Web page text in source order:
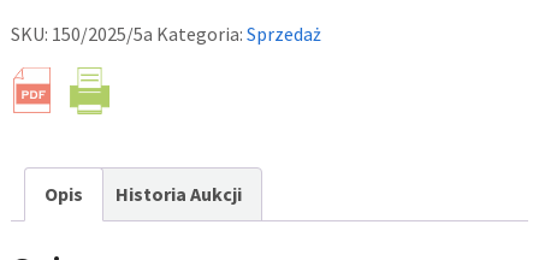
SKU: 150/2025/5a Kategoria: Sprzedaż
Opis Historia Aukcji